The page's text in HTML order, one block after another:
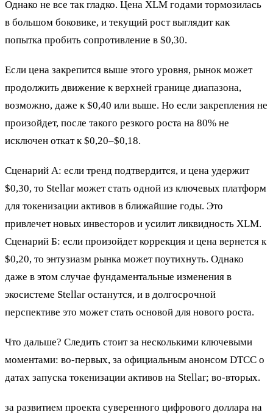
Однако не все так гладко. Цена XLM годами тормозилась
в большом боковике, и текущий рост выглядит как
попытка пробить сопротивление в $0,30.
Если цена закрепится выше этого уровня, рынок может
продолжить движение к верхней границе диапазона,
возможно, даже к $0,40 или выше. Но если закрепления не
произойдет, после такого резкого роста на 80% не
исключен откат к $0,20–$0,18.
Сценарий А: если тренд подтвердится, и цена удержит
$0,30, то Stellar может стать одной из ключевых платформ
для токенизации активов в ближайшие годы. Это
привлечет новых инвесторов и усилит ликвидность XLM.
Сценарий Б: если произойдет коррекция и цена вернется к
$0,20, то энтузиазм рынка может поутихнуть. Однако
даже в этом случае фундаментальные изменения в
экосистеме Stellar останутся, и в долгосрочной
перспективе это может стать основой для нового роста.
Что дальше? Следить стоит за несколькими ключевыми
моментами: во-первых, за официальным анонсом DTCC о
датах запуска токенизации активов на Stellar; во-вторых.
за развитием проекта суверенного цифрового доллара на